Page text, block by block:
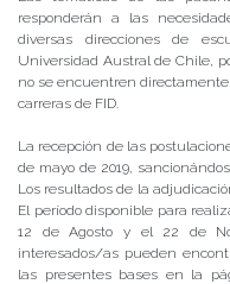
responderán a las
diversas direcciones de
Universidad Austral de Chile,
no se encuentren
carreras de FID.
La recepción de las
de mayo de 2019,
Los resultados de la
El período disponible para
12 de Agosto y el 22 de
interesados/as pueden
las presentes bases en la